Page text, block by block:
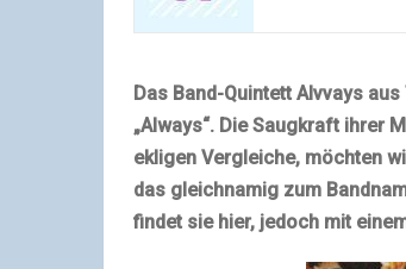
Das Band-Quintett Alvvays aus
„Always“. Die Saugkraft ihrer
ekligen Vergleiche, möchten
das gleichnamig zum
findet sie hier, jedoch mit